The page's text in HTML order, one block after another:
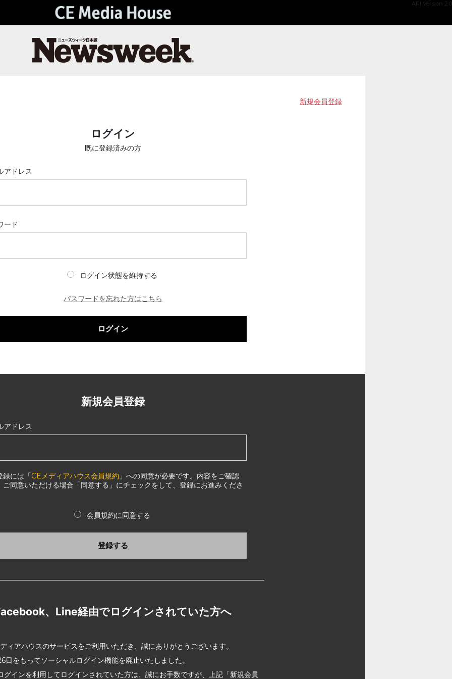
API Version 2.0
新規会員登録
ログイン
既に登録済みの方
アドレス
ード
ログイン状態を維持する
パスワードを忘れた方はこちら
ログイン
新規会員登録
アドレス
録には「CEメディアハウス会員規約 」への同意が必要です。内容をご確認
ご同意いただける場合「同意する」にチェックをして、登録にお進みくださ
会員規約に同意する
登録する
、Line経由でログインされていた方へ
ィアハウスのサービスをご利用いただき、誠にありがとうございます。
日をもってソーシャルログイン機能を廃止いたしました。
グインを利用してログインされていた方は、誠にお手数ですが、上記「新規会員